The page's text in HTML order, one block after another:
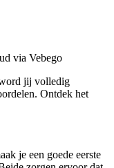
via Vebego
jij volledig
Ontdek het
je een goede eerste